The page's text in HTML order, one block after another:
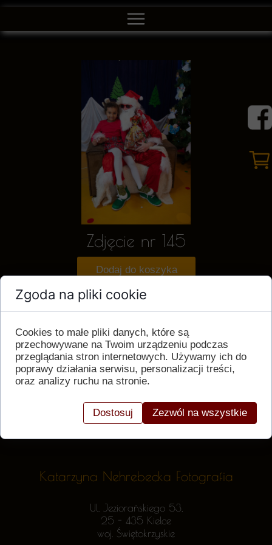
Ul. Jeziorańskiego 53,
25 - 435 Kielce
woj. Świętokrzyskie
Katarzyna Nehrebecka Fotografia
Zdjęcie nr 145
Dodaj do koszyka
Zgoda na pliki cookie
Cookies to małe pliki danych, które są
przechowywane na Twoim urządzeniu podczas
przeglądania stron internetowych. Używamy ich do
poprawy działania serwisu, personalizacji treści,
oraz analizy ruchu na stronie.
Dostosuj Zezwól na wszystkie